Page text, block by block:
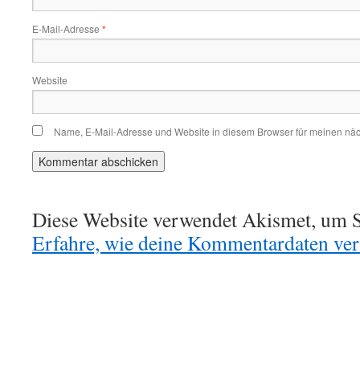
E-Mail-Adresse *
Website
Name, E-Mail-Adresse und Website in diesem Browser für meinen
Diese Website verwendet Akismet, um
Erfahre, wie deine Kommentardaten